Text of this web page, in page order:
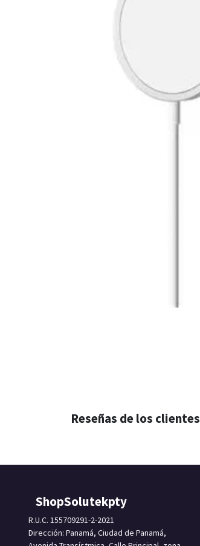
Reseñas de los clientes
ShopSolutekpty
R.U.C. 155709291-2-2021
Dirección: Panamá, Ciudad de Panamá,